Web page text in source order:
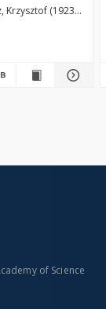
Krzysztof (1923–2011)
of Science